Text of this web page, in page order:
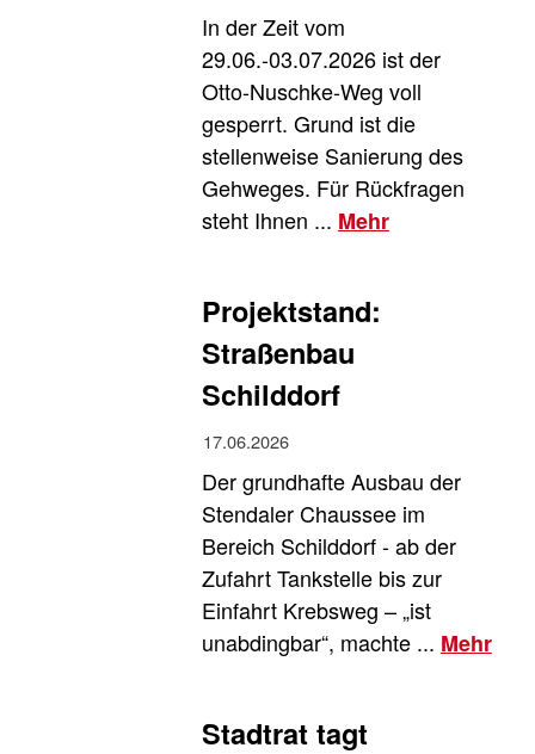
In der Zeit vom
29.06.-03.07.2026 ist der
Otto-Nuschke-Weg voll
gesperrt. Grund ist die
stellenweise Sanierung des
Gehweges. Für Rückfragen
steht Ihnen ... Mehr
Projektstand:
Straßenbau
Schilddorf
17.06.2026
Der grundhafte Ausbau der
Stendaler Chaussee im
Bereich Schilddorf - ab der
Zufahrt Tankstelle bis zur
Einfahrt Krebsweg – „ist
unabdingbar“, machte ... Mehr
Stadtrat tagt